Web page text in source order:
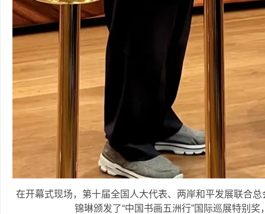
在开幕式现场，第十届全国人大代表、两岸和平发展联合
锦琳颁发了“中国书画五洲行”国际巡展特别